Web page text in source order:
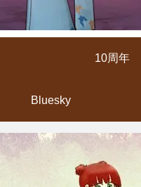
10周年
Bluesky